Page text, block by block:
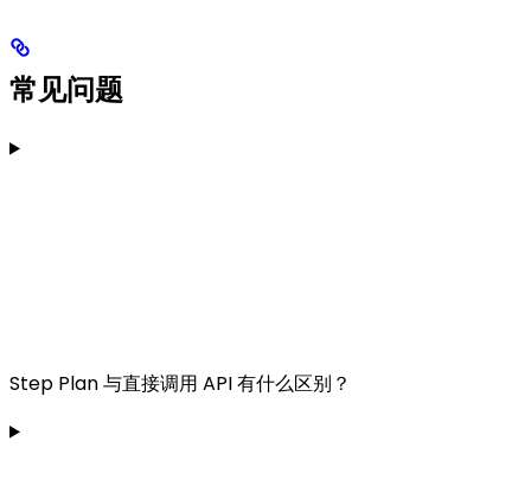
常见问题
Step Plan 与直接调用 API 有什么区别？